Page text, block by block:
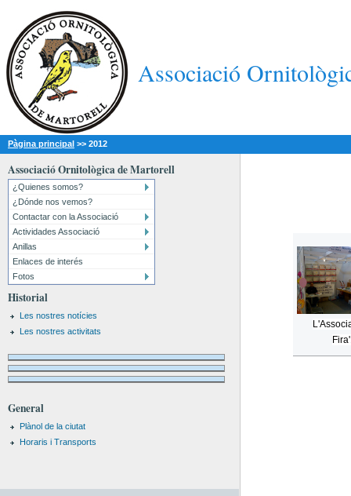
Associació
Pàgina principal >> 2012
Associació Ornitològica de Martorell
¿Quienes somos?
¿Dónde nos vemos?
Contactar con la Associació
Actividades Associació
Anillas
Enlaces de interés
Fotos
Historial
Les nostres notícies
Les nostres activitats
General
Plànol de la ciutat
Horaris i Transports